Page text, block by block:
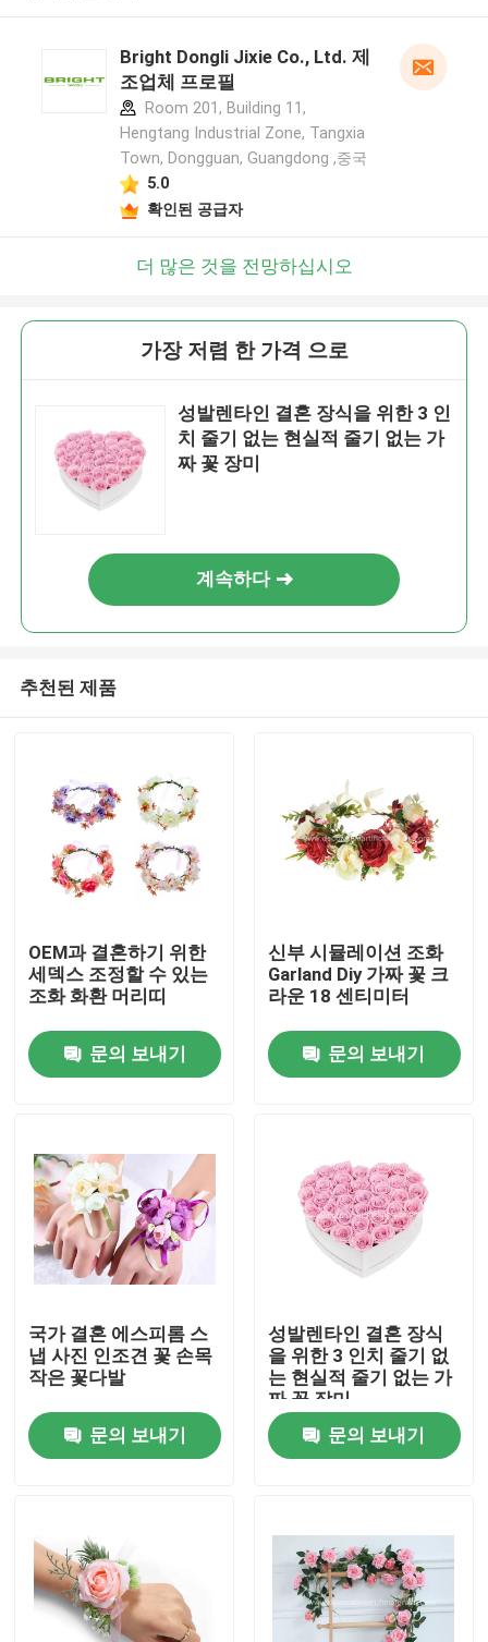
집
제품
공장 견학
품질 관리
문의하기
소식
조회를 요청하다
장식적 인공 먹이풀
Bright Dongli Jixie Co., Ltd. 제
조업체 프로필
Room 201, Building 11,
Hengtang Industrial Zone, Tangxia
Town, Dongguan, Guangdong ,중국
5.0
확인된 공급자
더 많은 것을 전망하십시오
가장 저렴 한 가격 으로
성발렌타인 결혼 장식을 위한 3 인
치 줄기 없는 현실적 줄기 없는 가
짜 꽃 장미
계속하다
추천된 제품
OEM과 결혼하기 위한
세덱스 조정할 수 있는
조화 화환 머리띠
문의 보내기
신부 시뮬레이션 조화
Garland Diy 가짜 꽃 크
라운 18 센티미터
문의 보내기
국가 결혼 에스피롬 스
냅 사진 인조견 꽃 손목
작은 꽃다발
문의 보내기
성발렌타인 결혼 장식
을 위한 3 인치 줄기 없
는 현실적 줄기 없는 가
짜 꽃 장미
문의 보내기